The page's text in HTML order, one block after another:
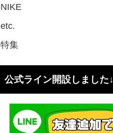
NIKE
etc.
特集
公式ライン開設しました↓